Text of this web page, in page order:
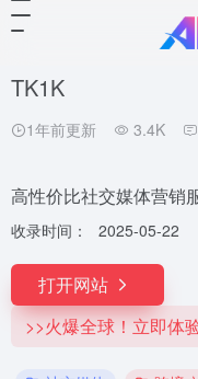
TK1K
1年前更新 3.4K
高性价比社交媒体营销
收录时间： 2025-05-22
打开网站
>>火爆全球！立即体